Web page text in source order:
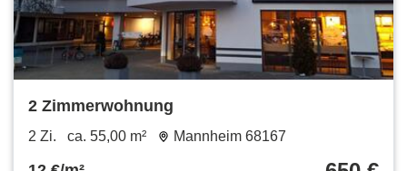
2 Zimmerwohnung
2 Zi. ca. 55,00 m² Mannheim 68167